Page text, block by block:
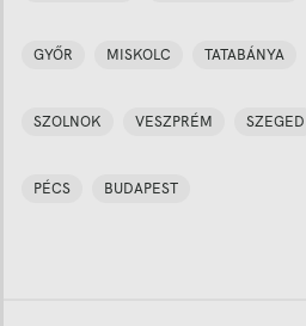
GYŐR MISKOLC TATABÁNYA
SZOLNOK VESZPRÉM SZEGED
PÉCS BUDAPEST